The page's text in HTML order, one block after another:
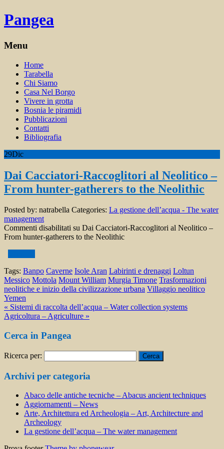
Pangea
Menu
Home
Tarabella
Chi Siamo
Casa Nel Borgo
Vivere in grotta
Bosnia le piramidi
Pubblicazioni
Contatti
Bibliografia
29Dic
Dai Cacciatori-Raccoglitori al Neolitico –
From hunter-gatherers to the Neolithic
Posted by: natrabella Categories: La gestione dell’acqua - The water
management
Commenti disabilitati su Dai Cacciatori-Raccoglitori al Neolitico –
From hunter-gatherers to the Neolithic
Tags: Banpo Caverne Isole Aran Labirinti e drenaggi Loltun
Messico Mottola Mount William Murgia Timone Trasformazioni
neolitiche e inizio della civilizzazione urbana Villaggio neolitico
Yemen
« Sistemi di raccolta dell’acqua – Water collection systems
Agricoltura – Agriculture »
Cerca in Pangea
Ricerca per:
Archivi per categoria
Abaco delle antiche tecniche – Abacus ancient techniques
Aggiornamenti – News
Arte, Architettura ed Archeologia – Art, Architecture and
Archeology
La gestione dell’acqua – The water management